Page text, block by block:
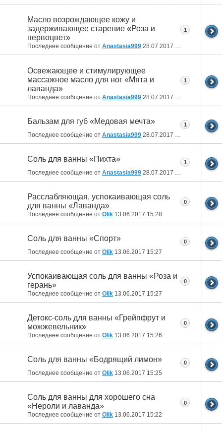
Масло возрождающее кожу и
задерживающее старение «Роза и
первоцвет»
Последнее сообщение от Anastasia999 28.07.2017 13:29
1
Освежающее и стимулирующее
массажное масло для ног «Мята и
лаванда»
Последнее сообщение от Anastasia999 28.07.2017
1
Бальзам для губ «Медовая мечта»
Последнее сообщение от Anastasia999 28.07.2017
1
Соль для ванны «Пихта»
Последнее сообщение от Anastasia999 28.07.2017
1
Расслабляющая, успокаивающая соль
для ванны «Лаванда»
Последнее сообщение от Olik 13.06.2017 15:28
0
Соль для ванны «Спорт»
Последнее сообщение от Olik 13.06.2017 15:27
0
Успокаивающая соль для ванны «Роза и
герань»
Последнее сообщение от Olik 13.06.2017 15:27
0
Детокс-соль для ванны «Грейпфрут и
можжевельник»
Последнее сообщение от Olik 13.06.2017 15:26
0
Соль для ванны «Бодрящий лимон»
Последнее сообщение от Olik 13.06.2017 15:25
0
Соль для ванны для хорошего сна
«Нероли и лаванда»
Последнее сообщение от Olik 13.06.2017 15:22
0